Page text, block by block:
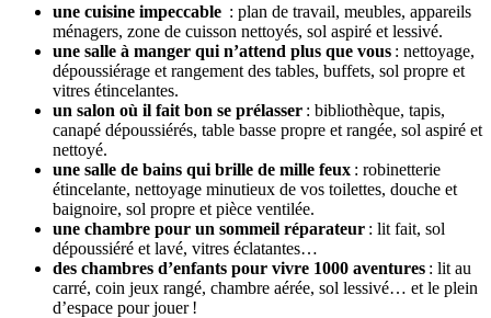
une cuisine impeccable : plan de travail, meubles, appareils
ménagers, zone de cuisson nettoyés, sol aspiré et lessivé.
une salle à manger qui n’attend plus que vous : nettoyage,
dépoussiérage et rangement des tables, buffets, sol propre et
vitres étincelantes.
un salon où il fait bon se prélasser : bibliothèque, tapis,
canapé dépoussiérés, table basse propre et rangée, sol aspiré et
nettoyé.
une salle de bains qui brille de mille feux : robinetterie
étincelante, nettoyage minutieux de vos toilettes, douche et
baignoire, sol propre et pièce ventilée.
une chambre pour un sommeil réparateur : lit fait, sol
dépoussiéré et lavé, vitres éclatantes…
des chambres d’enfants pour vivre 1000 aventures : lit au
carré, coin jeux rangé, chambre aérée, sol lessivé… et le plein
d’espace pour jouer !